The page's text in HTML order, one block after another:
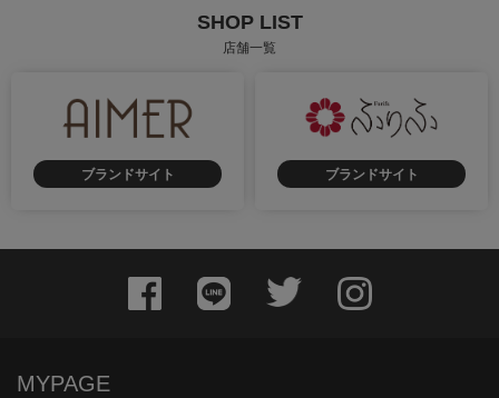
SHOP LIST
店舗一覧
ブランドサイト ブランドサイト
MYPAGE